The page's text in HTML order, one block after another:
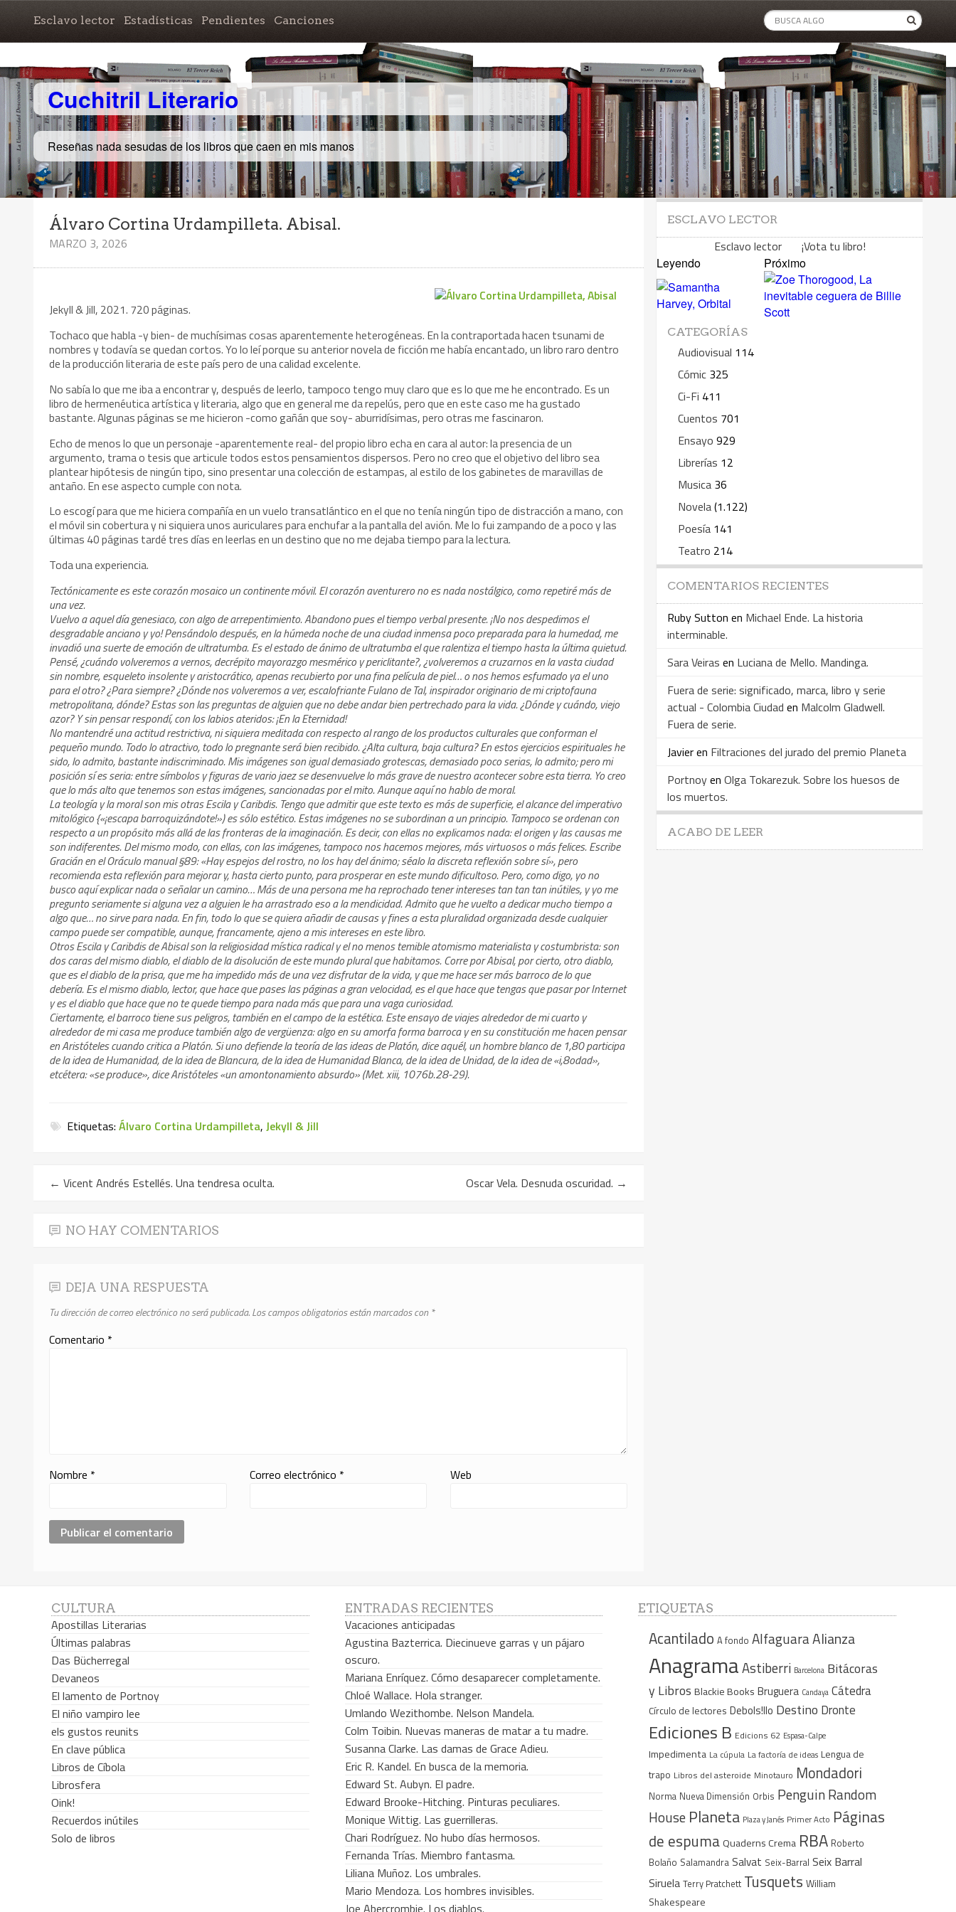
Esclavo lector Estadísticas Pendientes Canciones
Cuchitril Literario
Reseñas nada sesudas de los libros que caen en mis manos
Álvaro Cortina Urdampilleta. Abisal.
MARZO 3, 2026
Jekyll & Jill, 2021. 720 páginas.
Tochaco que habla -y bien- de muchísimas cosas aparentemente heterogéneas. En la contraportada hacen tsunami de
nombres y todavía se quedan cortos. Yo lo leí porque su anterior novela de ficción me había encantado, un libro raro dentro
de la producción literaria de este país pero de una calidad excelente.
No sabía lo que me iba a encontrar y, después de leerlo, tampoco tengo muy claro que es lo que me he encontrado. Es un
libro de hermenéutica artística y literaria, algo que en general me da repelús, pero que en este caso me ha gustado
bastante. Algunas páginas se me hicieron -como gañán que soy- aburridísimas, pero otras me fascinaron.
Echo de menos lo que un personaje -aparentemente real- del propio libro echa en cara al autor: la presencia de un
argumento, trama o tesis que articule todos estos pensamientos dispersos. Pero no creo que el objetivo del libro sea
plantear hipótesis de ningún tipo, sino presentar una colección de estampas, al estilo de los gabinetes de maravillas de
antaño. En ese aspecto cumple con nota.
Lo escogí para que me hiciera compañía en un vuelo transatlántico en el que no tenía ningún tipo de distracción a mano, con
el móvil sin cobertura y ni siquiera unos auriculares para enchufar a la pantalla del avión. Me lo fui zampando de a poco y las
últimas 40 páginas tardé tres días en leerlas en un destino que no me dejaba tiempo para la lectura.
Toda una experiencia.
Tectónicamente es este corazón mosaico un continente móvil. El corazón aventurero no es nada nostálgico, como repetiré más de
una vez.
Vuelvo a aquel día genesiaco, con algo de arrepentimiento. Abandono pues el tiempo verbal presente. ¡No nos despedimos el
desgradable anciano y yo! Pensándolo después, en la húmeda noche de una ciudad inmensa poco preparada para la humedad, me
invadió una suerte de emoción de ultratumba. Es el estado de ánimo de ultratumba el que ralentiza el tiempo hasta la última quietud.
Pensé, ¿cuándo volveremos a vernos, decrépito mayorazgo mesmérico y periclitante?, ¿volveremos a cruzarnos en la vasta ciudad
sin nombre, esqueleto insolente y aristocrático, apenas recubierto por una fina película de piel… o nos hemos esfumado ya el uno
para el otro? ¿Para siempre? ¿Dónde nos volveremos a ver, escalofriante Fulano de Tal, inspirador originario de mi criptofauna
metropolitana, dónde? Estas son las preguntas de alguien que no debe andar bien pertrechado para la vida. ¿Dónde y cuándo, viejo
azor? Y sin pensar respondí, con los labios ateridos: ¡En la Eternidad!
No mantendré una actitud restrictiva, ni siquiera meditada con respecto al rango de los productos culturales que conforman el
pequeño mundo. Todo lo atractivo, todo lo pregnante será bien recibido. ¿Alta cultura, baja cultura? En estos ejercicios espirituales he
sido, lo admito, bastante indiscriminado. Mis imágenes son igual demasiado grotescas, demasiado poco serias, lo admito; pero mi
posición sí es seria: entre símbolos y figuras de vario jaez se desenvuelve lo más grave de nuestro acontecer sobre esta tierra. Yo creo
que lo más alto que tenemos son estas imágenes, sancionadas por el mito. Aunque aquí no hablo de moral.
La teología y la moral son mis otras Escila y Caribdis. Tengo que admitir que este texto es más de superficie, el alcance del imperativo
mitológico {«¡escapa barroquizándote!») es sólo estético. Estas imágenes no se subordinan a un principio. Tampoco se ordenan con
respecto a un propósito más allá de las fronteras de la imaginación. Es decir, con ellas no explicamos nada: el origen y las causas me
son indiferentes. Del mismo modo, con ellas, con las imágenes, tampoco nos hacemos mejores, más virtuosos o más felices. Escribe
Gracián en el Oráculo manual §89: «Hay espejos del rostro, no los hay del ánimo; séalo la discreta reflexión sobre sí», pero
recomienda esta reflexión para mejorar y, hasta cierto punto, para prosperar en este mundo dificultoso. Pero, como digo, yo no
busco aquí explicar nada o señalar un camino… Más de una persona me ha reprochado tener intereses tan tan tan inútiles, y yo me
pregunto seriamente si alguna vez a alguien le ha arrastrado eso a la mendicidad. Admito que he vuelto a dedicar mucho tiempo a
algo que… no sirve para nada. En fin, todo lo que se quiera añadir de causas y fines a esta pluralidad organizada desde cualquier
campo puede ser compatible, aunque, francamente, ajeno a mis intereses en este libro.
Otros Escila y Caribdis de Abisal son la religiosidad mística radical y el no menos temible atomismo materialista y costumbrista: son
dos caras del mismo diablo, el diablo de la disolución de este mundo plural que habitamos. Corre por Abisal, por cierto, otro diablo,
que es el diablo de la prisa, que me ha impedido más de una vez disfrutar de la vida, y que me hace ser más barroco de lo que
debería. Es el mismo diablo, lector, que hace que pases las páginas a gran velocidad, es el que hace que tengas que pasar por Internet
y es el diablo que hace que no te quede tiempo para nada más que para una vaga curiosidad.
Ciertamente, el barroco tiene sus peligros, también en el campo de la estética. Este ensayo de viajes alrededor de mi cuarto y
alrededor de mi casa me produce también algo de vergüenza: algo en su amorfa forma barroca y en su constitución me hacen pensar
en Aristóteles cuando critica a Platón. Si uno defiende la teoría de las ideas de Platón, dice aquél, un hombre blanco de 1,80 participa
de la idea de Humanidad, de la idea de Blancura, de la idea de Humanidad Blanca, de la idea de Unidad, de la idea de «i,8odad»,
etcétera: «se produce», dice Aristóteles «un amontonamiento absurdo» (Met. xiii, 1076b.28-29).
Etiquetas:Álvaro Cortina Urdampilleta,Jekyll & Jill
← Vicent Andrés Estellés. Una tendresa oculta. Oscar Vela. Desnuda oscuridad. →
NO HAY COMENTARIOS
DEJA UNA RESPUESTA
Tu dirección de correo electrónico no será publicada.Los campos obligatorios están marcados con *
Comentario *
Nombre * Correo electrónico * Web
ESCLAVO LECTOR
Esclavo lector ¡Vota tu libro!
Leyendo Próximo
CATEGORÍAS
Audiovisual 114
Cómic 325
Ci-Fi 411
Cuentos 701
Ensayo 929
Librerías 12
Musica 36
Novela(1.122)
Poesía 141
Teatro 214
COMENTARIOS RECIENTES
Ruby Sutton en Michael Ende. La historia
interminable.
Sara Veiras en Luciana de Mello. Mandinga.
Fuera de serie: significado, marca, libro y serie
actual - Colombia Ciudad en Malcolm Gladwell.
Fuera de serie.
Javieren Filtraciones del jurado del premio Planeta
Portnoyen Olga Tokarezuk. Sobre los huesos de
los muertos.
ACABO DE LEER
CULTURA
Apostillas Literarias
Últimas palabras
Das Bücherregal
Devaneos
El lamento de Portnoy
El niño vampiro lee
els gustos reunits
En clave pública
Libros de Cíbola
Librosfera
Oink!
Recuerdos inútiles
Solo de libros
ENTRADAS RECIENTES
Vacaciones anticipadas
Agustina Bazterrica. Diecinueve garras y un pájaro
oscuro.
Mariana Enríquez. Cómo desaparecer completamente.
Chloé Wallace. Hola stranger.
Umlando Wezithombe. Nelson Mandela.
Colm Toibin. Nuevas maneras de matar a tu madre.
Susanna Clarke. Las damas de Grace Adieu.
Eric R. Kandel. En busca de la memoria.
Edward St. Aubyn. El padre.
Edward Brooke-Hitching. Pinturas peculiares.
Monique Wittig. Las guerrilleras.
Chari Rodríguez. No hubo días hermosos.
Fernanda Trías. Miembro fantasma.
Liliana Muñoz. Los umbrales.
Mario Mendoza. Los hombres invisibles.
Joe Abercrombie. Los diablos.
ETIQUETAS
Acantilado A fondo AlfaguaraAlianza
AnagramaAstiberri Barcelona Bitácoras
y Libros Blackie Books Bruguera Candaya Cátedra
Círculo de lectores Debols!llo Destino Dronte
Ediciones B Edicions 62 Espasa-Calpe
Impedimenta La cúpula La factoría de ideas Lengua de
trapo Libros del asteroide Minotauro Mondadori
Norma Nueva Dimensión Orbis Penguin Random
House Planeta Plaza y Janés Primer Acto Páginas
de espumaQuaderns Crema RBA Roberto
Bolaño Salamandra Salvat Seix-Barral Seix Barral
Siruela Terry Pratchett Tusquets William
Shakespeare